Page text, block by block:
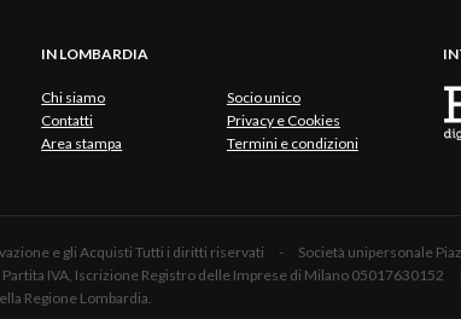
IN LOMBARDIA
Chi siamo
Socio unico
Contatti
Privacy e Cookies
Area stampa
Termini e condizioni
e gli Acquisti Tutti i diritti riservati - Società
IVA, Iscrizione Registro delle Imprese di Milano 05017630152
Regione Lombardia.